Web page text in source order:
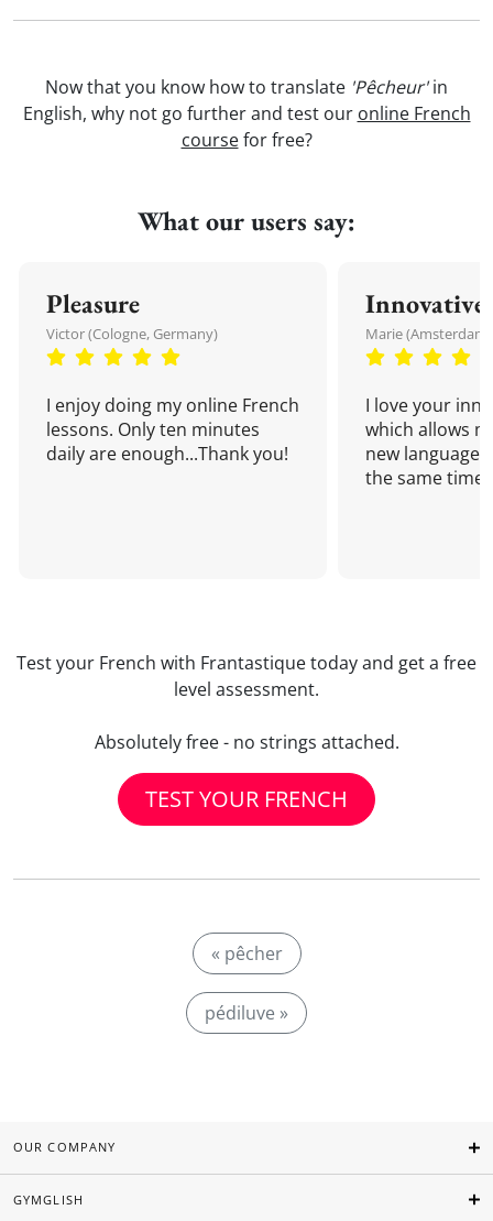
Now that you know how to translate 'Pêcheur'in
English, why not go further and test our online French
coursefor free?
What our users say:
Pleasure
Victor (Cologne, Germany)
I enjoy doing my online French
lessons. Only ten minutes
daily are enough...Thank you!
Innovative
Marie
I love your
which allows
new language
the same time!
Test your French with Frantastique today and get a free
level assessment.
Absolutely free - no strings attached.
TEST YOUR FRENCH
« pêcher
pédiluve »
OUR COMPANY
GYMGLISH